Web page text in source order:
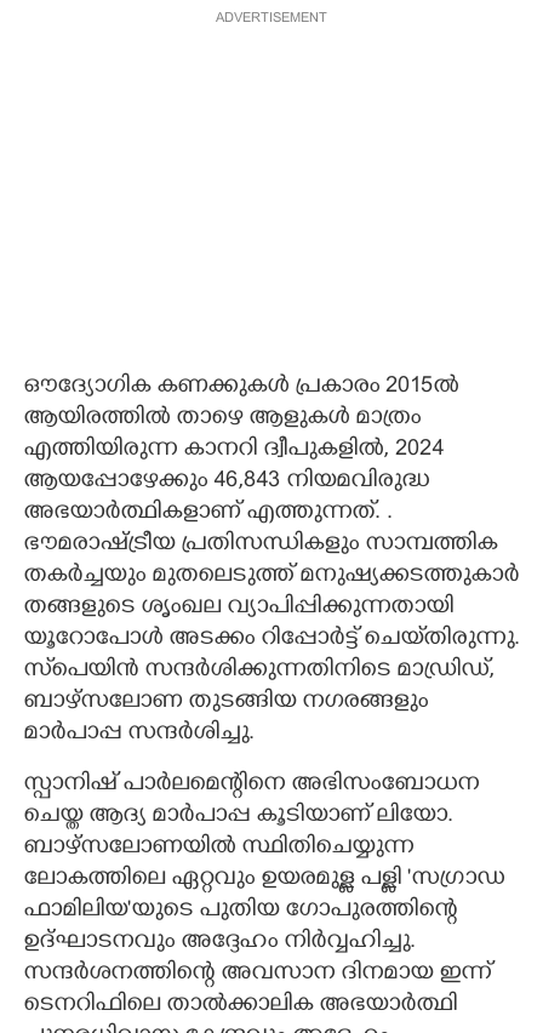
ADVERTISEMENT
ഔദ്യോഗിക കണക്കുകൾ പ്രകാരം 2015ൽ
ആയിരത്തിൽ താഴെ ആളുകൾ മാത്രം
എത്തിയിരുന്ന കാനറി ദ്വീപുകളിൽ, 2024
ആയപ്പോഴേക്കും 46,843 നിയമവിരുദ്ധ
അഭയാർത്ഥികളാണ് എത്തുന്നത്. .
ഭൗമരാഷ്ട്രീയ പ്രതിസന്ധികളും സാമ്പത്തിക
തകർച്ചയും മുതലെടുത്ത് മനുഷ്യക്കടത്തുകാർ
തങ്ങളുടെ ശൃംഖല വ്യാപിപ്പിക്കുന്നതായി
യൂറോപോൾ അടക്കം റിപ്പോർട്ട് ചെയ്‌തിരുന്നു.
സ്‌പെയിൻ സന്ദർശിക്കുന്നതിനിടെ മാഡ്രിഡ്,
ബാഴ്സലോണ തുടങ്ങിയ നഗരങ്ങളും
മാർപാപ്പ സന്ദർശിച്ചു.
സ്പാനിഷ് പാർലമെന്റിനെ അഭിസംബോധന
ചെയ്ത ആദ്യ മാർപാപ്പ കൂടിയാണ് ലിയോ.
ബാഴ്സലോണയിൽ സ്ഥിതിചെയ്യുന്ന
ലോകത്തിലെ ഏറ്റവും ഉയരമുള്ള പള്ളി 'സഗ്രാഡ
ഫാമിലിയ'യുടെ പുതിയ ഗോപുരത്തിന്റെ
ഉദ്ഘാടനവും അദ്ദേഹം നിർവ്വഹിച്ചു.
സന്ദർശനത്തിന്റെ അവസാന ദിനമായ ഇന്ന്
ടെനറിഫിലെ താൽക്കാലിക അഭയാർത്ഥി